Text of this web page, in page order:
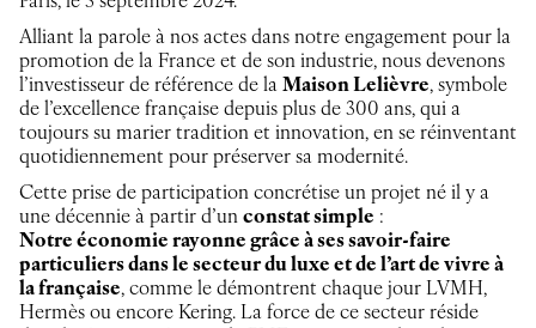
Alliant la parole à nos actes dans notre engagement pour la
promotion de la France et de son industrie, nous devenons
l’investisseur de référence de la Maison Lelièvre, symbole
de l’excellence française depuis plus de 300 ans, qui a
toujours su marier tradition et innovation, en se réinventant
quotidiennement pour préserver sa modernité.
Cette prise de participation concrétise un projet né il y a
une décennie à partir d’un constat simple :
Notre économie rayonne grâce à ses savoir-faire
particuliers dans le secteur du luxe et de l’art de vivre à
la française, comme le démontrent chaque jour LVMH,
Hermès ou encore Kering. La force de ce secteur réside